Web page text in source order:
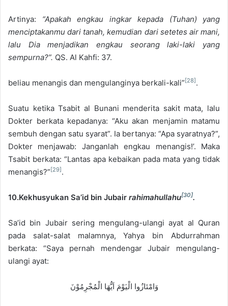
Artinya: “Apakah engkau ingkar kepada (Tuhan) yang
menciptakanmu dari tanah, kemudian dari setetes air mani,
lalu Dia menjadikan engkau seorang laki-laki yang
sempurna?”. QS. Al Kahfi: 37.
beliau menangis dan mengulanginya berkali-kali” [28] .
Suatu ketika Tsabit al Bunani menderita sakit mata, lalu
Dokter berkata kepadanya: “Aku akan menjamin matamu
sembuh dengan satu syarat”. Ia bertanya: “Apa syaratnya?”,
Dokter menjawab: Janganlah engkau menangis!’. Maka
Tsabit berkata: “Lantas apa kebaikan pada mata yang tidak
menangis?” [29] .
10.Kekhusyukan Sa’id bin Jubair rahimahullahu[30].
Sa’id bin Jubair sering mengulang-ulangi ayat al Quran
pada salat-salat malamnya, Yahya bin Abdurrahman
berkata: “Saya pernah mendengar Jubair mengulang-
ulangi ayat:
وَامْتَازُوا الْيَوْمَ اَيُّهَا الْمُجْرِمُوْنَ